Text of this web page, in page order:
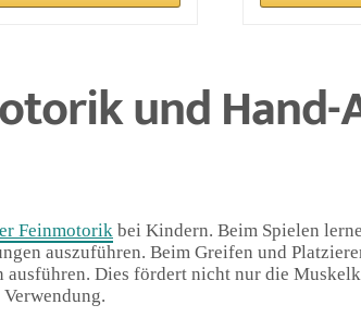
und Hand-
Feinmotorik bei Kindern. Beim Spielen
auszuführen. Beim Greifen und
Dies fördert nicht nur die